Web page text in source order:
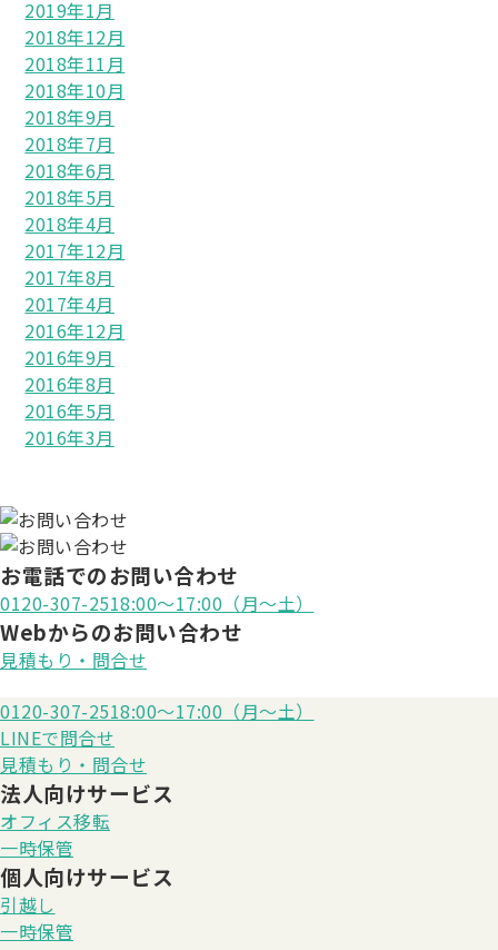
2019年1月
2018年12月
2018年11月
2018年10月
2018年9月
2018年7月
2018年6月
2018年5月
2018年4月
2017年12月
2017年8月
2017年4月
2016年12月
2016年9月
2016年8月
2016年5月
2016年3月
お電話でのお問い合わせ
0120-307-2518:00〜17:00（月〜土）
Webからのお問い合わせ
見積もり・問合せ
0120-307-2518:00〜17:00（月〜土）
LINEで問合せ
見積もり・問合せ
法人向けサービス
オフィス移転
一時保管
個人向けサービス
引越し
一時保管